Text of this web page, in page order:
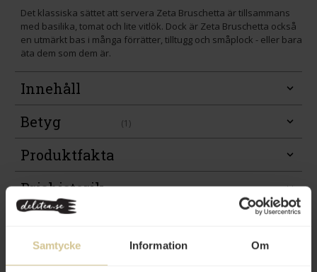
Samtycke Information Om
Det klassiska sättet att servera Zeta Bruschetta är tillsammans
med basilika, tomat och lite vitlök. Dock är Zeta Bruschetta också
en utmärkt bas i många förrätter, tilltugg och småplock - eller bara
äta dem som dem är.
Innehåll
Betyg
(1)
Produktfakta
Prishistorik